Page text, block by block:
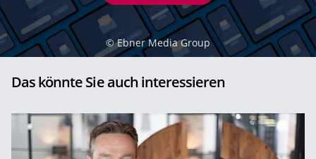
© Ebner Media Group
Das könnte Sie auch interessieren